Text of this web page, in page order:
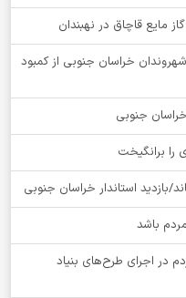
خراسان جنوبی از کمبود
را برانگیخت
بازدید استاندار خراسان جنوبی
باشد
در اجرای طرح‌های بنیاد